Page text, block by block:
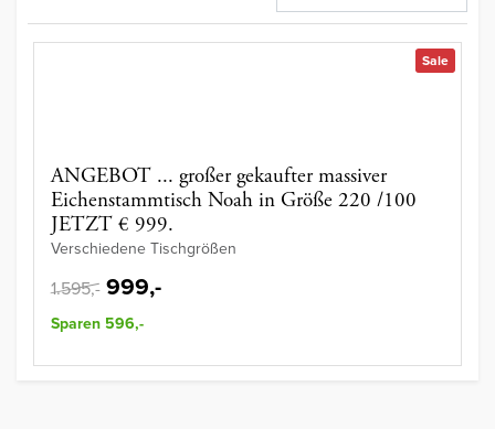
Sale
ANGEBOT ... großer gekaufter massiver
Eichenstammtisch Noah in Größe 220 /100
JETZT € 999.
Verschiedene Tischgrößen
1.595,- 999,-
Sparen 596,-